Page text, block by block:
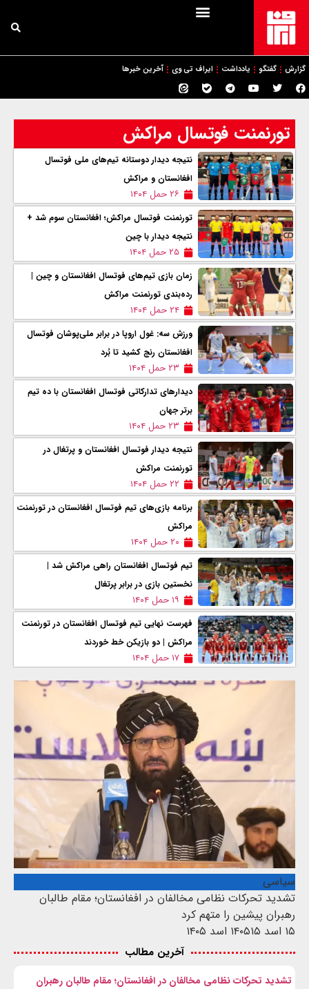
گزارش گفتگو یادداشت ایراف تی وی آخرین خبرها
تورنمنت فوتسال مراکش
نتیجه دیدار دوستانه تیم‌های ملی فوتسال
افغانستان و مراکش
۲۶ حمل ۱۴۰۴
تورنمنت فوتسال مراکش؛ افغانستان سوم شد +
نتیجه دیدار با چین
۲۵ حمل ۱۴۰۴
زمان بازی تیم‌های فوتسال افغانستان و چین |
رده‌بندی تورنمنت مراکش
۲۴ حمل ۱۴۰۴
ورزش سه: غول اروپا در برابر ملی‌پوشان فوتسال
افغانستان رنج کشید تا بُرد
۲۳ حمل ۱۴۰۴
دیدارهای تدارکاتی فوتسال افغانستان با ده تیم
برتر جهان
۲۳ حمل ۱۴۰۴
نتیجه دیدار فوتسال افغانستان و پرتغال در
تورنمنت مراکش
۲۲ حمل ۱۴۰۴
برنامه بازی‌های تیم فوتسال افغانستان در تورنمنت
مراکش
۲۰ حمل ۱۴۰۴
تیم فوتسال افغانستان راهی مراکش شد |
نخستین بازی در برابر پرتغال
۱۹ حمل ۱۴۰۴
فهرست نهایی تیم فوتسال افغانستان در تورنمنت
مراکش | دو بازیکن خط خوردند
۱۷ حمل ۱۴۰۴
سیاسی
تشدید تحرکات نظامی مخالفان در افغانستان؛ مقام طالبان
رهبران پیشین را متهم کرد
۱۵ اسد ۱۴۰۵
۱۵ اسد ۱۴۰۵
آخرین مطالب
تشدید تحرکات نظامی مخالفان در افغانستان؛ مقام طالبان رهبران